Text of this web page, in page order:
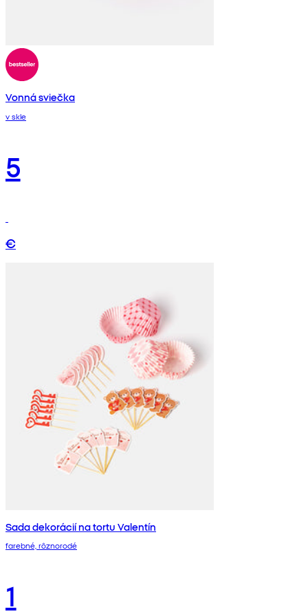
Vonná sviečka
v skle
5
€
Sada dekorácií na tortu Valentín
farebné, rôznorodé
1